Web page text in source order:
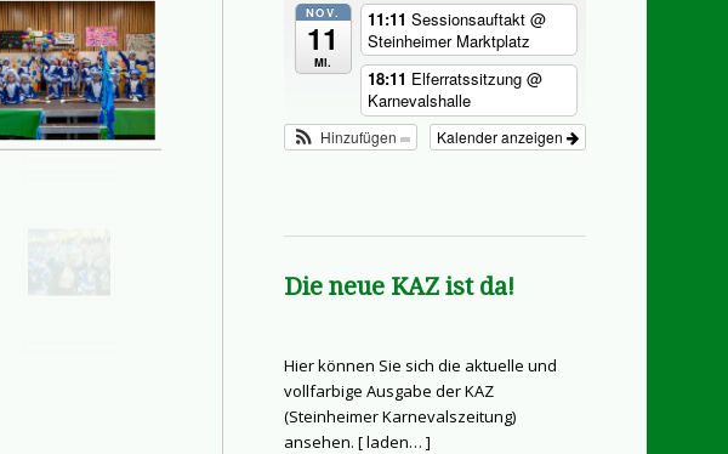
NOV.
11
Mi.
11:11 Sessionsauftakt @
Steinheimer Marktplatz
18:11 Elferratssitzung @
Karnevalshalle
Kalender anzeigen
Hinzufügen
Die neue KAZ ist da!
Hier können Sie sich die aktuelle und
vollfarbige Ausgabe der KAZ
(Steinheimer Karnevalszeitung)
ansehen. [laden… ]